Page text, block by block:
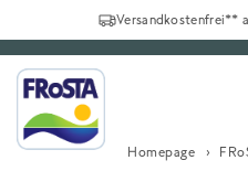
Versandkostenfrei**
Homepage